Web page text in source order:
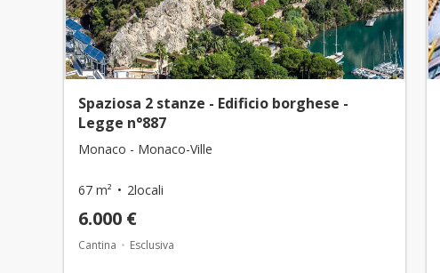
Spaziosa 2 stanze - Edificio borghese -
Legge n°887
Monaco - Monaco-Ville
67 m² 2locali
6.000 €
Cantina Esclusiva